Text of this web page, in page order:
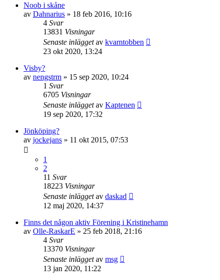
Noob i skåne
av Dahnarius » 18 feb 2016, 10:16
4 Svar
13831 Visningar
Senaste inläggetav kvarntobben
23 okt 2020, 13:24
Visby?
av nengstrm » 15 sep 2020, 10:24
1 Svar
6705 Visningar
Senaste inläggetav Kaptenen
19 sep 2020, 17:32
Jönköping?
av jockejans » 11 okt 2015, 07:53
1
2
11 Svar
18223 Visningar
Senaste inläggetav daskad
12 maj 2020, 14:37
Finns det någon aktiv Förening i Kristinehamn
av Olle-RaskarE » 25 feb 2018, 21:16
4 Svar
13370 Visningar
Senaste inläggetav msg
13 jan 2020, 11:22